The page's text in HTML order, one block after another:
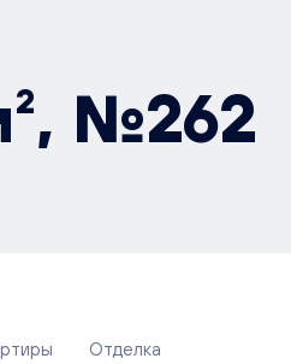
№262
Отделка